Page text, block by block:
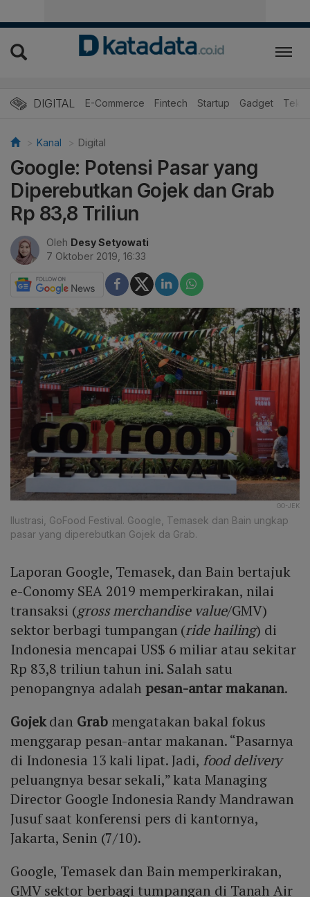
DIGITAL E-Commerce Fintech Startup Gadget
Kanal Digital
Google: Potensi Pasar yang
Diperebutkan Gojek dan Grab
Rp 83,8 Triliun
Oleh Desy Setyowati
7 Oktober 2019, 16:33
GO-JEK
Ilustrasi, GoFood Festival. Google, Temasek dan Bain ungkap
pasar yang diperebutkan Gojek da Grab.
Laporan Google, Temasek, dan Bain bertajuk
e-Conomy SEA 2019 memperkirakan, nilai
transaksi (gross merchandise value/GMV)
sektor berbagi tumpangan (ride hailing) di
Indonesia mencapai US$ 6 miliar atau sekitar
Rp 83,8 triliun tahun ini. Salah satu
penopangnya adalahpesan-antar makanan.
Gojekdan Grab mengatakan bakal fokus
menggarap pesan-antar makanan. “Pasarnya
di Indonesia 13 kali lipat. Jadi, food delivery
peluangnya besar sekali,” kata Managing
Director Google Indonesia Randy Mandrawan
Jusuf saat konferensi pers di kantornya,
Jakarta, Senin (7/10).
Google, Temasek dan Bain memperkirakan,
GMV sektor berbagi tumpangan di Tanah Air